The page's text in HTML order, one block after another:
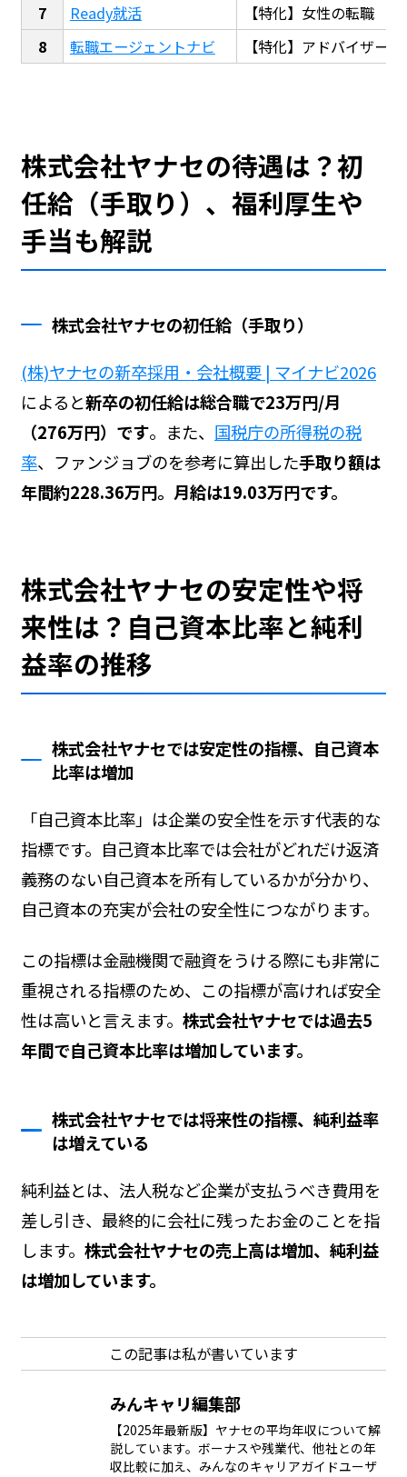
Ready就活
【特化】女性の転職
転職エージェントナビ
【特化】アドバイザー
株式会社ヤナセの待遇は？初
任給（手取り）、福利厚生や
手当も解説
株式会社ヤナセの初任給（手取り）
(株)ヤナセの新卒採用・会社概要 | マイナビ2026
によると新卒の初任給は総合職で23万円/月
（276万円）です。また、 国税庁の所得税の税
率、ファンジョブのを参考に算出した手取り額は
年間約228.36万円。月給は19.03万円です。
株式会社ヤナセの安定性や将
来性は？自己資本比率と純利
益率の推移
株式会社ヤナセでは安定性の指標、自己資本
比率は増加
「自己資本比率」は企業の安全性を示す代表的な
指標です。自己資本比率では会社がどれだけ返済
義務のない自己資本を所有しているかが分かり、
自己資本の充実が会社の安全性につながります。
この指標は金融機関で融資をうける際にも非常に
重視される指標のため、この指標が高ければ安全
性は高いと言えます。 株式会社ヤナセでは過去5
年間で自己資本比率は増加しています。
株式会社ヤナセでは将来性の指標、純利益率
は増えている
純利益とは、法人税など企業が支払うべき費用を
差し引き、最終的に会社に残ったお金のことを指
します。 株式会社ヤナセの売上高は増加、純利益
は増加しています。
この記事は私が書いています
みんキャリ編集部
【2025年最新版】ヤナセの平均年収について解
説しています。ボーナスや残業代、他社との年
収比較に加え、みんなのキャリアガイドユーザ